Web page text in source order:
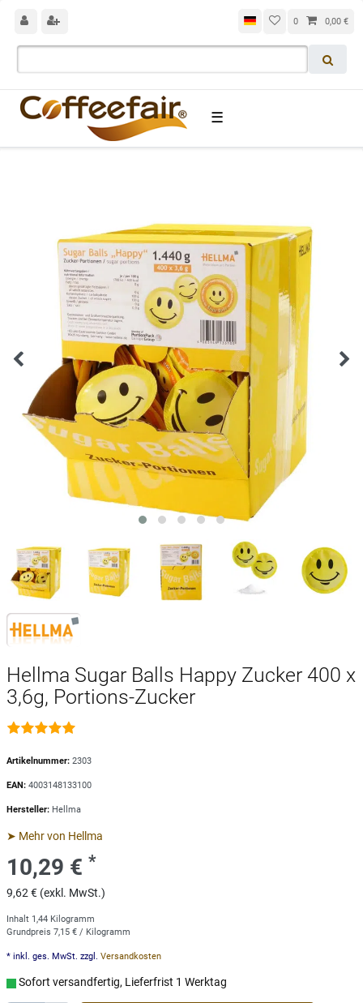
0 0,00 €
☰
Hellma Sugar Balls Happy Zucker 400 x
3,6g, Portions-Zucker
Artikelnummer: 2303
EAN: 4003148133100
Hersteller: Hellma
➤ Mehr von Hellma
10,29 € *
9,62 € (exkl. MwSt.)
Inhalt 1,44 Kilogramm
Grundpreis 7,15 € / Kilogramm
* inkl. ges. MwSt. zzgl. Versandkosten
Sofort versandfertig, Lieferfrist 1 Werktag